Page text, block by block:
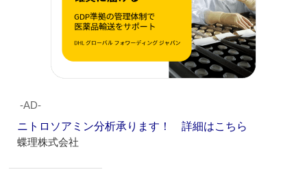
‐AD‐
ニトロソアミン分析承ります！ 詳細はこちら
蝶理株式会社